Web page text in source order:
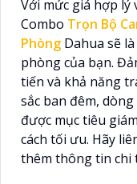
Với mức giá hợp lý
Combo Trọn Bộ
Phòng Dahua sẽ
phòng của bạn.
tiến và khả năng
sắc ban đêm,
được mục tiêu
cách tối ưu. Hãy
thêm thông tin chi